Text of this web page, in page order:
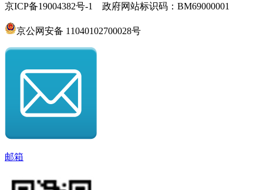
京ICP备19004382号-1 政府网站标识码：BM69000001
京公网安备 11040102700028号
邮箱